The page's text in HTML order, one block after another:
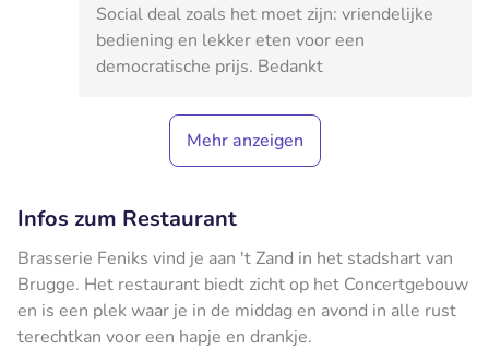
Social deal zoals het moet zijn: vriendelijke
bediening en lekker eten voor een
democratische prijs. Bedankt
Mehr anzeigen
Infos zum Restaurant
Brasserie Feniks vind je aan 't Zand in het stadshart van
Brugge. Het restaurant biedt zicht op het Concertgebouw
en is een plek waar je in de middag en avond in alle rust
terechtkan voor een hapje en drankje.